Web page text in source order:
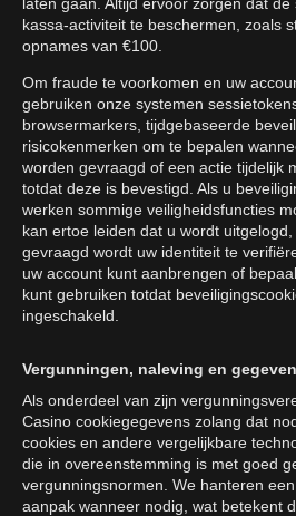
kassa-activiteit te beschermen, zoals
opnames van €100.
Om fraude te voorkomen en uw
gebruiken onze systemen
browsermarkers, tijdgebaseerde
risicokenmerken om te bepalen
worden gevraagd of een actie tijdelijk
totdat deze is bevestigd. Als u
werken sommige veiligheidsfuncties
kan ertoe leiden dat u wordt
gevraagd wordt uw identiteit te
uw account kunt aanbrengen of
kunt gebruiken totdat
ingeschakeld.
Vergunningen, naleving en
Als onderdeel van zijn
Casino cookiegegevens zolang dat
cookies en andere vergelijkbare
die in overeenstemming is met goed
vergunningsnormen. We hanteren
aanpak wanneer nodig, wat betekent